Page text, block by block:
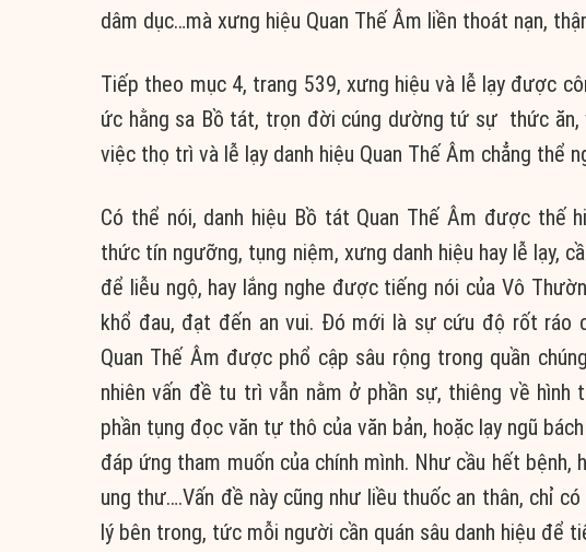
dâm dục…mà xưng hiệu Quan Thế Âm liền thoát nạn,
Tiếp theo mục 4, trang 539, xưng hiệu và lễ lạy được
ức hằng sa Bồ tát, trọn đời cúng dường tứ sự thức ăn,
việc thọ trì và lễ lạy danh hiệu Quan Thế Âm chẳng thể
Có thể nói, danh hiệu Bồ tát Quan Thế Âm được thế
thức tín ngưỡng, tụng niệm, xưng danh hiệu hay lễ lạy,
để liễu ngộ, hay lắng nghe được tiếng nói của Vô
khổ đau, đạt đến an vui. Đó mới là sự cứu độ rốt ráo
Quan Thế Âm được phổ cập sâu rộng trong quần
nhiên vấn đề tu trì vẫn nằm ở phần sự, thiêng về
phần tụng đọc văn tự thô của văn bản, hoặc lạy ngũ
đáp ứng tham muốn của chính mình. Như cầu hết
ung thư….Vấn đề này cũng như liều thuốc an thân, chỉ
lý bên trong, tức mỗi người cần quán sâu danh hiệu